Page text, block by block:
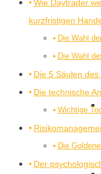
Wie Daytrader
kurzfristigen
Die Wahl
Die Wahl
Die 5 Säulen
Die technische
Wichtige
Die
Der